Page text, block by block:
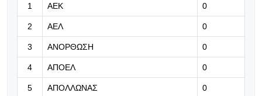
Παροξυσμός για το Απόλλων-
Μπραν: Προπώληση πέραν των
08.08.2026 | 18:58
1 ΑΕΚ 0
2 ΑΕΛ 0
3 ΑΝΟΡΘΩΣΗ 0
4 ΑΠΟΕΛ 0
5 ΑΠΟΛΛΩΝΑΣ 0